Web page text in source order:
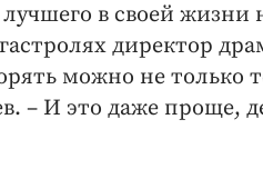
в своей жизни
директор
можно не только
– И это даже проще,